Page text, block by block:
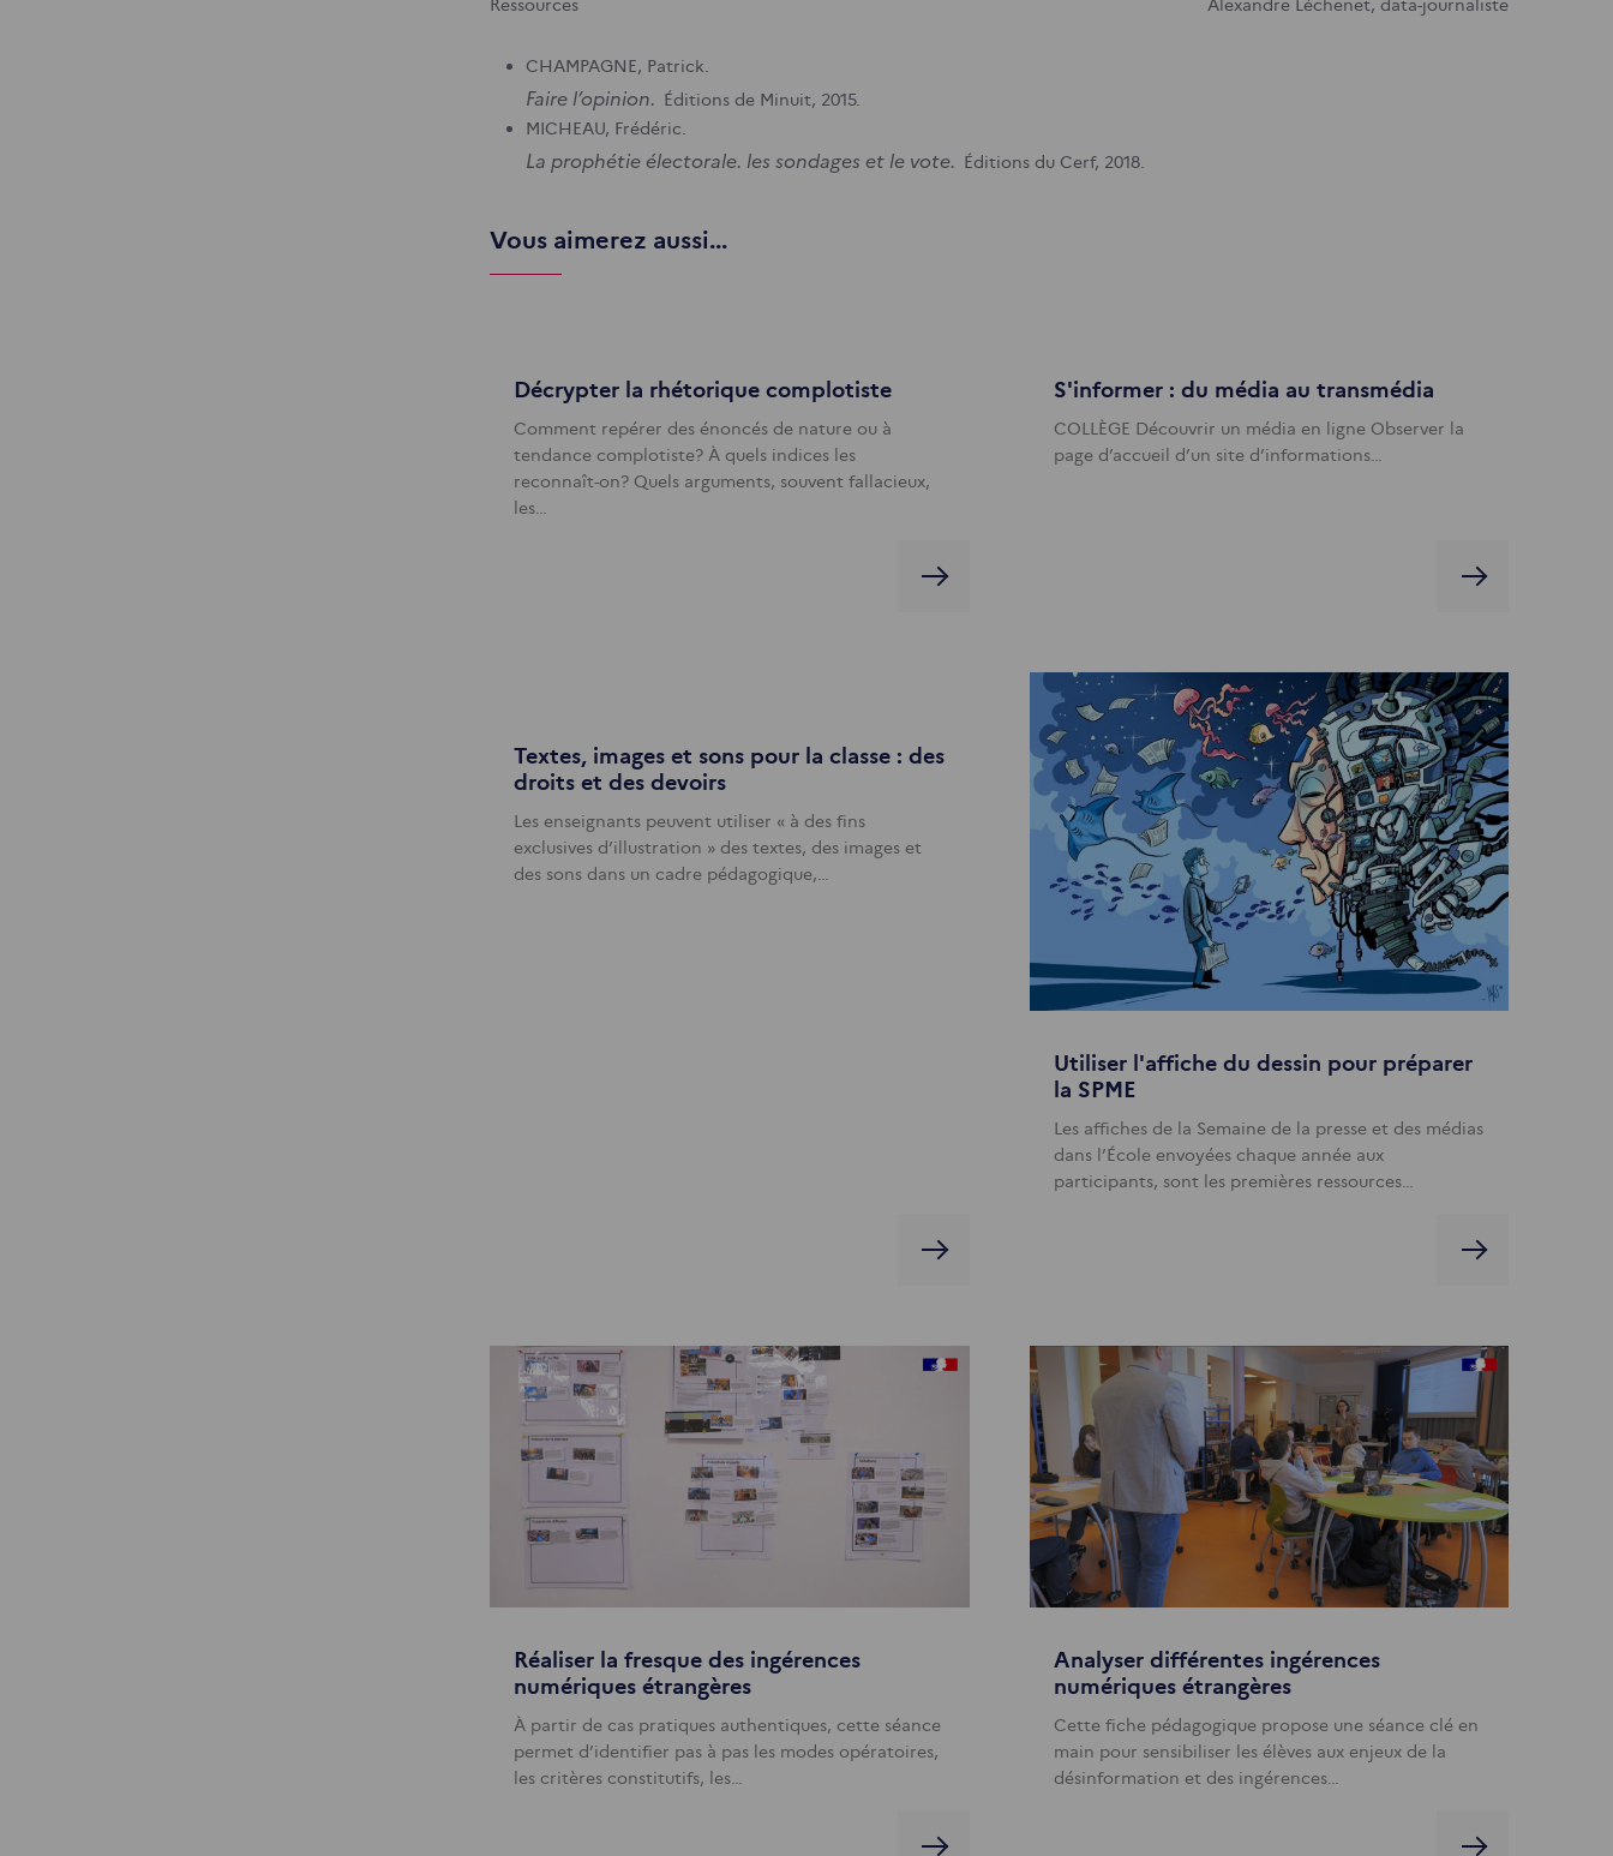
CHAMPAGNE, Patrick.
Faire l’opinion. Éditions de Minuit, 2015.
MICHEAU, Frédéric.
La prophétie électorale. les sondages et le vote. Éditions du Cerf, 2018.
Vous aimerez aussi...
Décrypter la rhétorique complotiste
Comment repérer des énoncés de nature ou à
tendance complotiste? À quels indices les
reconnaît-on? Quels arguments, souvent fallacieux,
les…
S'informer : du média au transmédia
COLLÈGE Découvrir un média en ligne Observer la
page d’accueil d’un site d’informations…
Textes, images et sons pour la classe : des
droits et des devoirs
Les enseignants peuvent utiliser « à des fins
exclusives d’illustration » des textes, des images et
des sons dans un cadre pédagogique,…
Utiliser l'affiche du dessin pour préparer
la SPME
Les affiches de la Semaine de la presse et des médias
dans l’École envoyées chaque année aux
participants, sont les premières ressources…
Réaliser la fresque des ingérences
numériques étrangères
À partir de cas pratiques authentiques, cette séance
permet d’identifier pas à pas les modes opératoires,
les critères constitutifs, les…
Analyser différentes ingérences
numériques étrangères
Cette fiche pédagogique propose une séance clé en
main pour sensibiliser les élèves aux enjeux de la
désinformation et des ingérences…